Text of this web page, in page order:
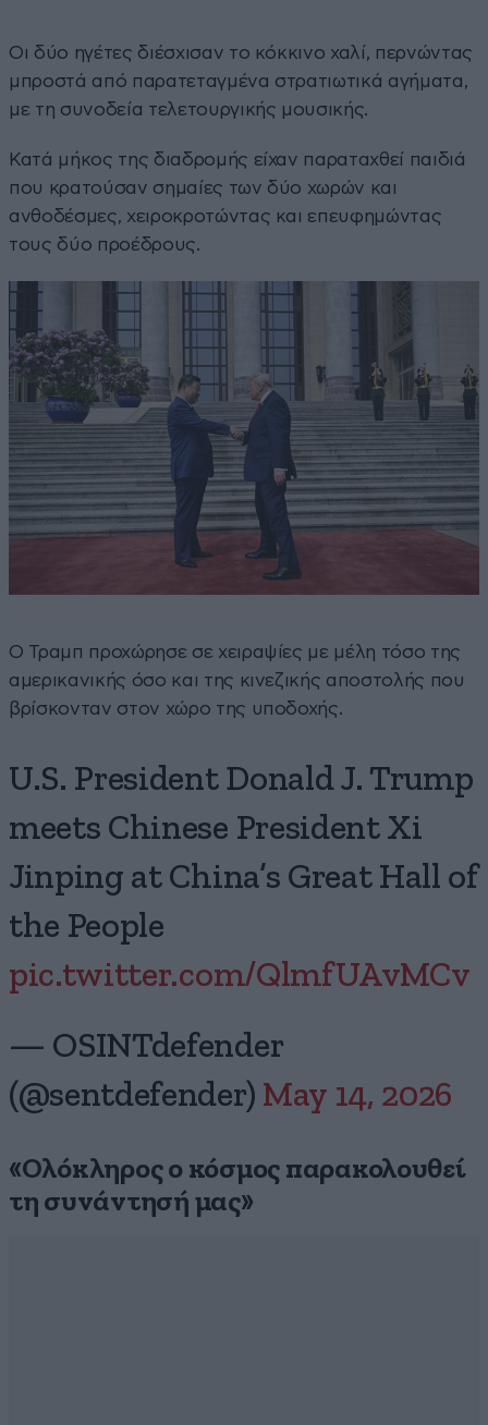
Οι δύο ηγέτες διέσχισαν το κόκκινο χαλί, περνώντας
μπροστά από παρατεταγμένα στρατιωτικά αγήματα,
με τη συνοδεία τελετουργικής μουσικής.
Κατά μήκος της διαδρομής είχαν παραταχθεί παιδιά
που κρατούσαν σημαίες των δύο χωρών και
ανθοδέσμες, χειροκροτώντας και επευφημώντας
τους δύο προέδρους.
Ο Τραμπ προχώρησε σε χειραψίες με μέλη τόσο της
αμερικανικής όσο και της κινεζικής αποστολής που
βρίσκονταν στον χώρο της υποδοχής.
U.S. President Donald J. Trump
meets Chinese President Xi
Jinping at China’s Great Hall of
the People
pic.twitter.com/QlmfUAvMCv
— OSINTdefender
(@sentdefender) May 14, 2026
«Ολόκληρος ο κόσμος παρακολουθεί
τη συνάντησή μας»